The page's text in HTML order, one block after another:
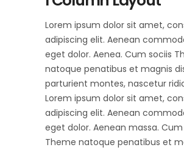
Lorem ipsum dolor sit amet,
adipiscing elit. Aenean
eget dolor. Aenea. Cum sociis
natoque penatibus et magnis
parturient montes, nascetur
Lorem ipsum dolor sit amet,
adipiscing elit. Aenean
eget dolor. Aenean massa. Cum
Theme natoque penatibus et